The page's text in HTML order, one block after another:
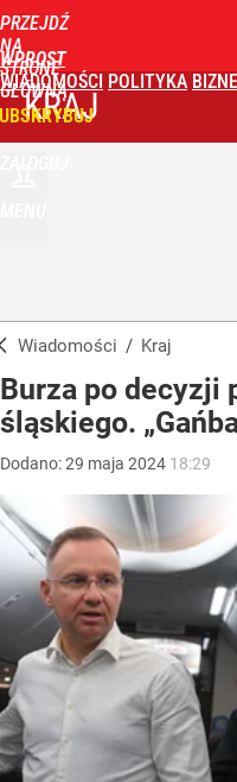
PRZEJDŹ
NA
STRONĘ
GŁÓWNĄ
WPROST
WIADOMOŚCI POLITYKA
KRAJ
Wiadomości / Kraj
Burza po decyzji
śląskiego.
Dodano:29 maja 2024 18:29